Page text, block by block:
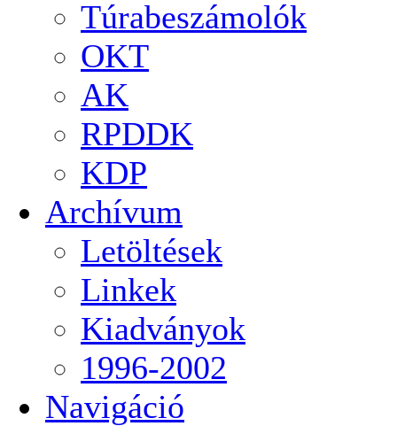
Túrabeszámolók
OKT
AK
RPDDK
KDP
Archívum
Letöltések
Linkek
Kiadványok
1996-2002
Navigáció